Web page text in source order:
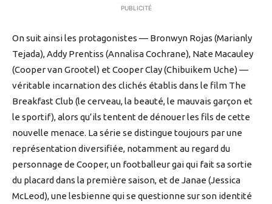
PUBLICITÉ
On suit ainsi les protagonistes — Bronwyn Rojas (Marianly
Tejada), Addy Prentiss (Annalisa Cochrane), Nate Macauley
(Cooper van Grootel) et Cooper Clay (Chibuikem Uche) —
véritable incarnation des clichés établis dans le film The
Breakfast Club (le cerveau, la beauté, le mauvais garçon et
le sportif), alors qu’ils tentent de dénouer les fils de cette
nouvelle menace. La série se distingue toujours par une
représentation diversifiée, notamment au regard du
personnage de Cooper, un footballeur gai qui fait sa sortie
du placard dans la première saison, et de Janae (Jessica
McLeod), une lesbienne qui se questionne sur son identité